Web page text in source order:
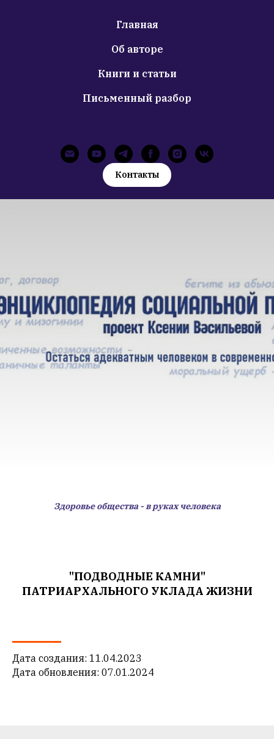
Главная
Об авторе
Книги и статьи
Письменный разбор
Контакты
Здоровье общества - в руках человека
"ПОДВОДНЫЕ КАМНИ"
ПАТРИАРХАЛЬНОГО УКЛАДА ЖИЗНИ
Дата создания: 11.04.2023
Дата обновления: 07.01.2024